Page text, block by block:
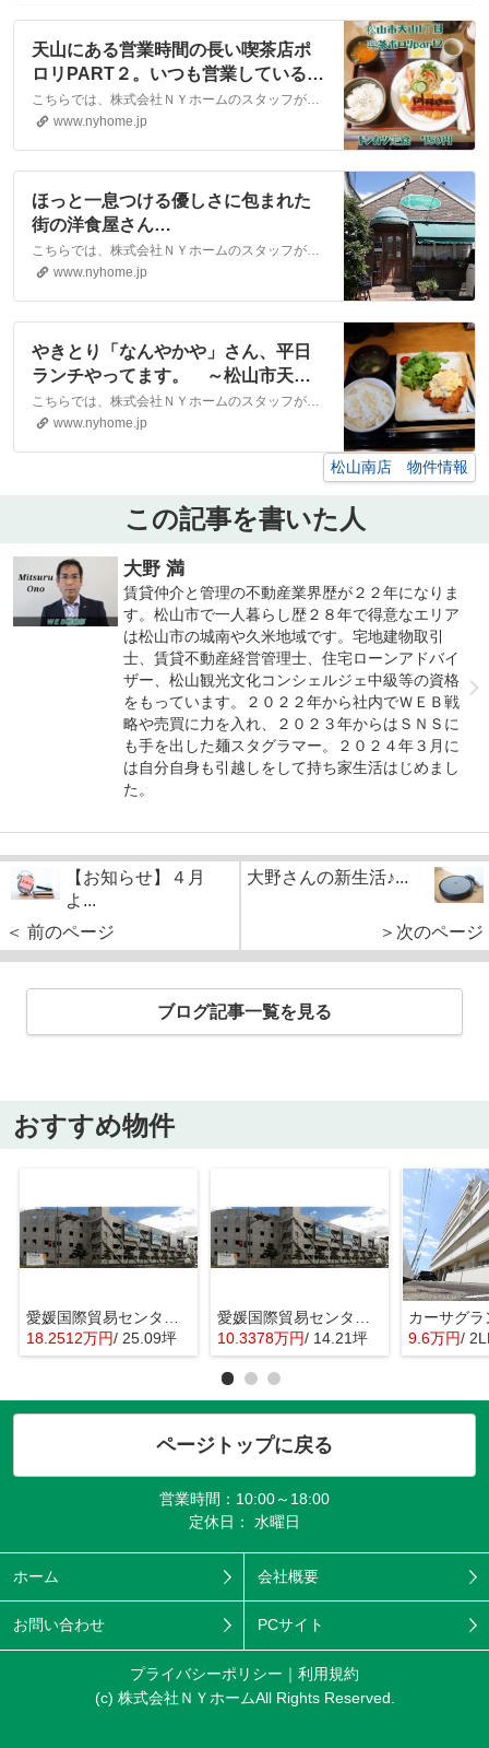
天山にある営業時間の長い喫茶店ポ
ロリPART２。いつも営業していると
いう安心感を与えてくれます。｜松
山市・大洲市の賃貸・不動産なら株
式会社NYホーム
こちらでは、株式会社ＮＹホームのスタッフが執筆したスタッフブログ記事、「天山にある営業時間の長い喫茶店ポロリPART２。いつも営業しているという安心感を与えてくれます。」をご紹介しております。他にも様々なテーマの記事がありますので、お住まい探しの合間にぜひご一読ください！
www.nyhome.jp
ほっと一息つける優しさに包まれた
街の洋食屋さん
「Strawberrycandle」 ～松山市立
花～｜松山市・大洲市の賃貸・不動
産なら株式会社NYホーム
こちらでは、株式会社ＮＹホームのスタッフが執筆したスタッフブログ記事、「ほっと一息つける優しさに包まれた街の洋食屋さん「Strawberrycandle」 ～松山市立花～」をご紹介しております。他にも様々なテーマの記事がありますので、お住まい探しの合間にぜひご一読ください！
www.nyhome.jp
やきとり「なんやかや」さん、平日
ランチやってます。 ～松山市天山
～｜松山市・大洲市の賃貸・不動産
なら株式会社NYホーム
こちらでは、株式会社ＮＹホームのスタッフが執筆したスタッフブログ記事、「やきとり「なんやかや」さん、平日ランチやってます。 ～松山市天山～」をご紹介しております。他にも様々なテーマの記事がありますので、お住まい探しの合間にぜひご一読ください！
www.nyhome.jp
松山南店 物件情報
この記事を書いた人
大野 満
賃貸仲介と管理の不動産業界歴が２２年になりま
す。松山市で一人暮らし歴２８年で得意なエリア
は松山市の城南や久米地域です。宅地建物取引
士、賃貸不動産経営管理士、住宅ローンアドバイ
ザー、松山観光文化コンシェルジェ中級等の資格
をもっています。２０２２年から社内でＷＥＢ戦
略や売買に力を入れ、２０２３年からはＳＮＳに
も手を出した麺スタグラマー。２０２４年３月に
は自分自身も引越しをして持ち家生活はじめまし
た。
【お知らせ】４月
よ...
＜ 前のページ
大野さんの新生活♪...
＞次のページ
ブログ記事一覧を見る
おすすめ物件
18.2512万円/ 25.09坪
10.3378万円/ 14.21坪
カーサグラ
9.6万円/
ページトップに戻る
営業時間：10:00～18:00
定休日： 水曜日
ホーム 会社概要
お問い合わせ PCサイト
プライバシーポリシー
利用規約
(c) 株式会社ＮＹホームAll Rights Reserved.